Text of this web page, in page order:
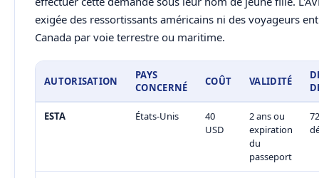
exigée des ressortissants américains ni des voyageurs
Canada par voie terrestre ou maritime.
AUTORISATION
PAYS
CONCERNÉ
COÛT VALIDITÉ
ESTA États-Unis
40
USD
2 ans ou
expiration
du
passeport